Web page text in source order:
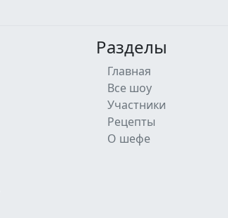
Разделы
Главная
Все шоу
Участники
Рецепты
О шефе